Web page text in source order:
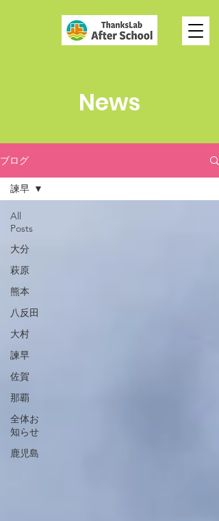
News
ブログ
All
Posts
大分
萩原
熊本
八反田
大村
諫早
佐賀
那覇
全体お
知らせ
鹿児島
諫早